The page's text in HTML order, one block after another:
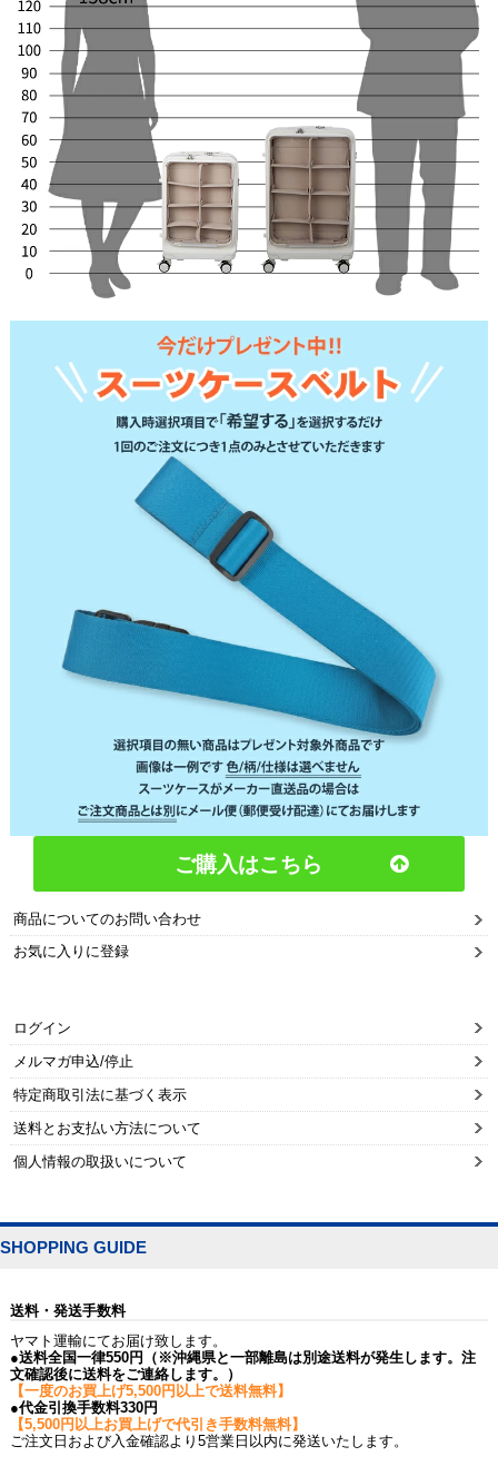
ご購入はこちら
商品についてのお問い合わせ
お気に入りに登録
ログイン
メルマガ申込/停止
特定商取引法に基づく表示
送料とお支払い方法について
個人情報の取扱いについて
SHOPPING GUIDE
送料・発送手数料
ヤマト運輸にてお届け致します。
●送料全国一律550円（※沖縄県と一部離島は別途送料が発生します。注
文確認後に送料をご連絡します。）
【一度のお買上げ5,500円以上で送料無料】
●代金引換手数料330円
【5,500円以上お買上げで代引き手数料無料】
ご注文日および入金確認より5営業日以内に発送いたします。